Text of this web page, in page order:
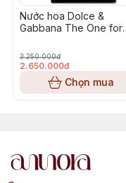
Nước hoa Dolce &
Gabbana The One for
3.250.000đ
2.650.000đ
Chọn mua